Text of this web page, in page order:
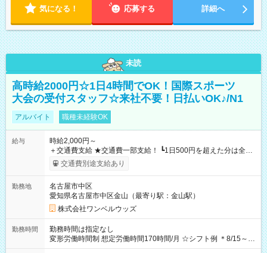
気になる！ 応募する 詳細へ
未読
高時給2000円☆1日4時間でOK！国際スポーツ
大会の受付スタッフ☆来社不要！日払いOK♪/N1
アルバイト 職種未経験OK
給与
時給2,000円～
＋交通費支給 ★交通費一部支給！ ┗1日500円を超えた分は全額
支給！ ※往復500円以内の方は自己負担となります ★日払い
OK！（規定あり） ┗働いたその日に現金GET♪ お仕事後はコン
期間なし
交通費別途支給あり
勤務地
名古屋市中区
愛知県名古屋市中区金山（最寄り駅：金山駅）
株式会社ワンベルウッズ
勤務時間
勤務時間は指定なし
変形労働時間制 想定労働時間170時間/月 ☆シフト例 ＊8/15～
10/26 全日共通 08：00～12：00 17：00～21：00 ＊8/31